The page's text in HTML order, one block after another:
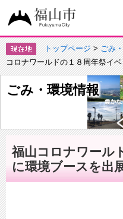
トップページ>ごみ
コロナワールドの１８周年祭イ
ごみ・環境情報
福山コロナワール
に環境ブースを出